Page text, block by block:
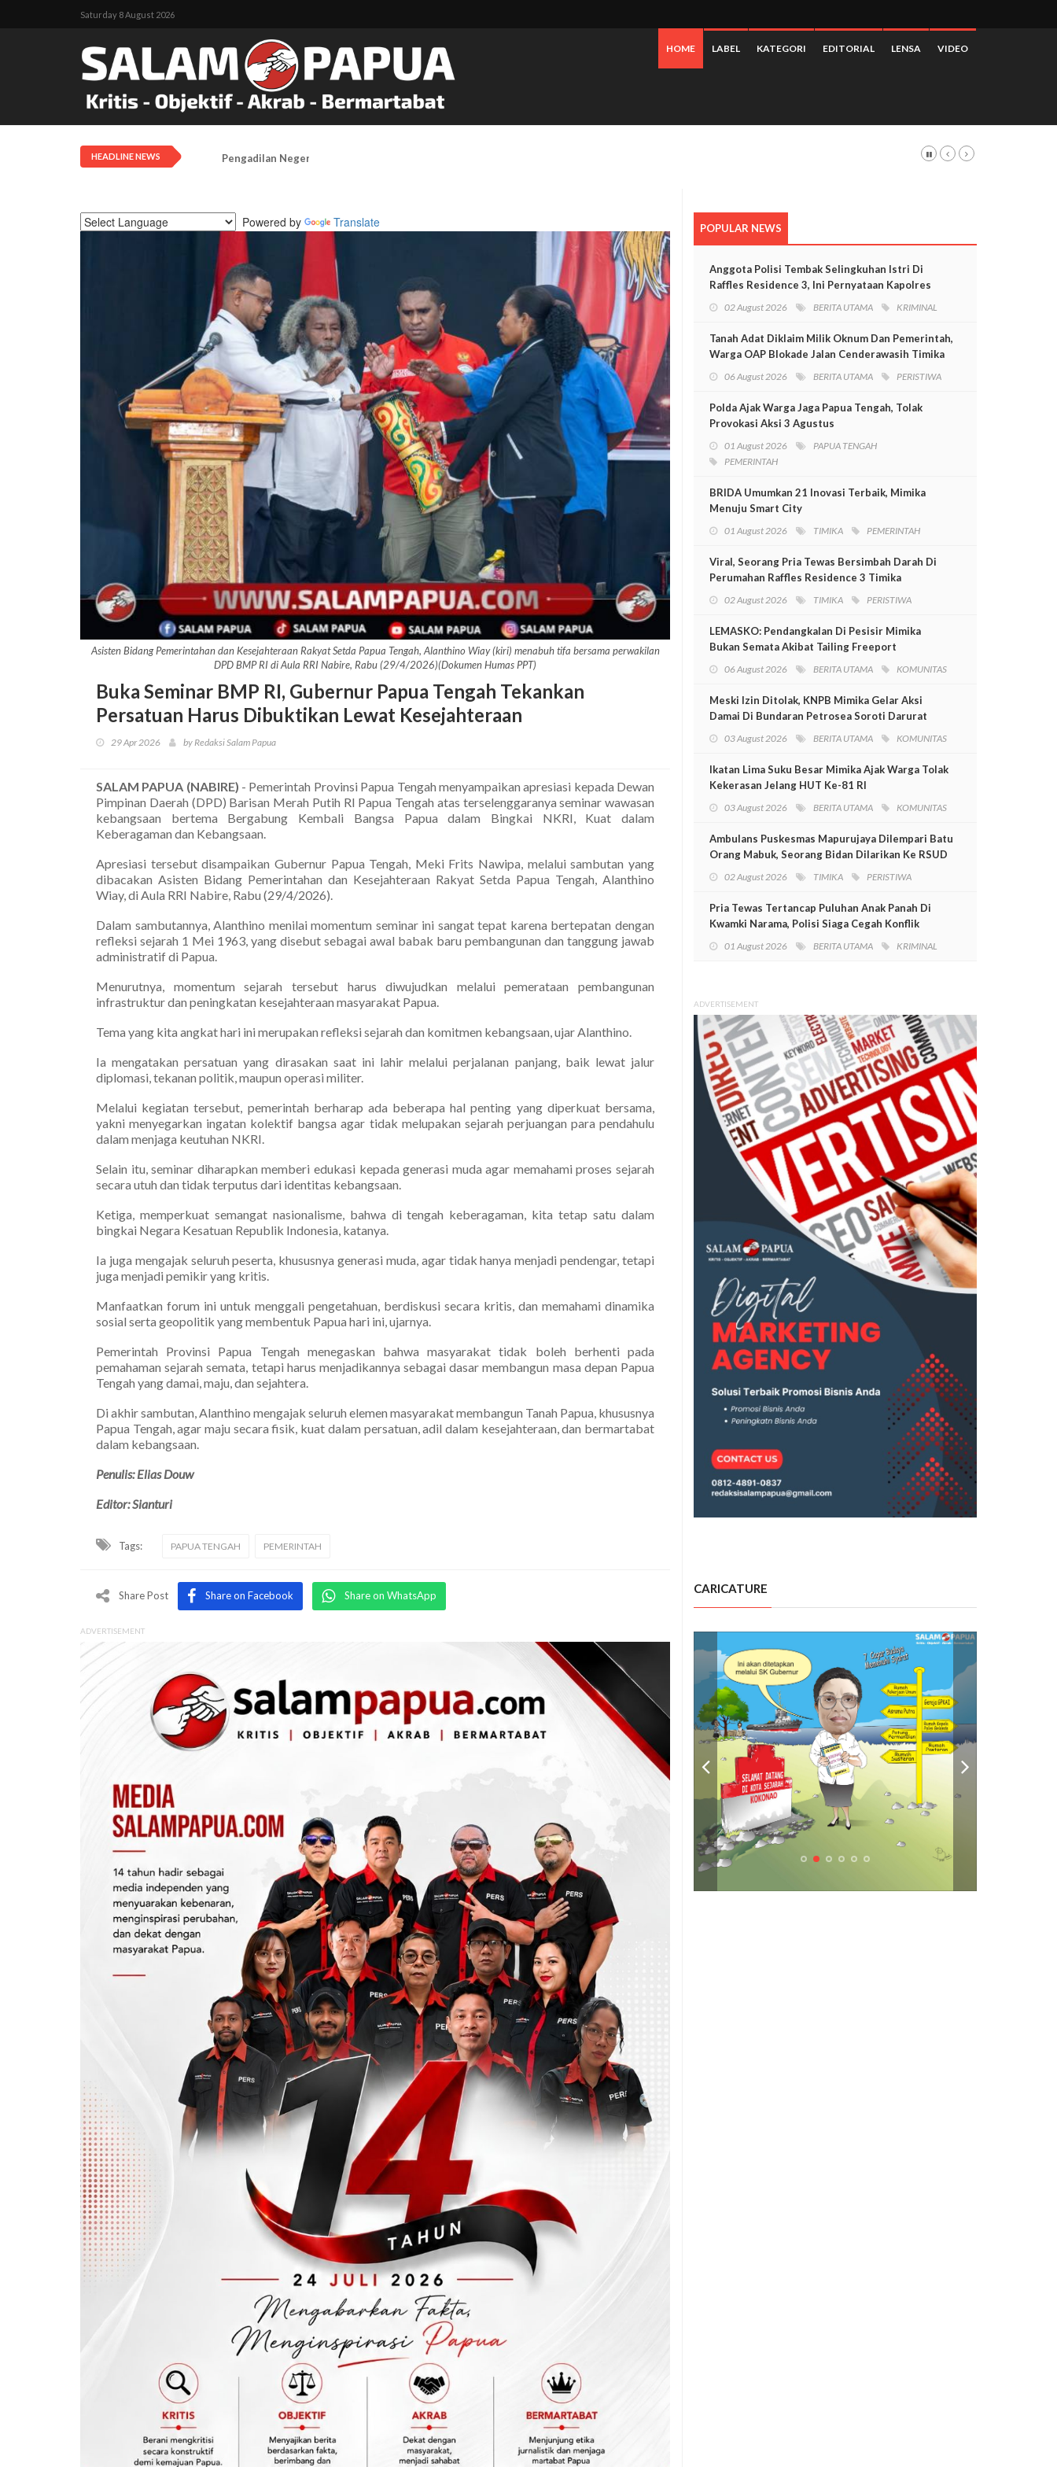
Saturday 8 August 2026
HOME LABEL KATEGORI EDITORIAL LENSA VIDEO
HEADLINE NEWS Pengadilan Negeri Timika Tanggapi Persoalan Sengketa Tanah Di SP2, Berikut Penjelasannya
Powered by Translate
Asisten Bidang Pemerintahan dan Kesejahteraan Rakyat Setda Papua Tengah, Alanthino Wiay (kiri) menabuh tifa bersama perwakilan
DPD BMP RI di Aula RRI Nabire, Rabu (29/4/2026)(Dokumen Humas PPT)
Buka Seminar BMP RI, Gubernur Papua Tengah Tekankan
Persatuan Harus Dibuktikan Lewat Kesejahteraan
29 Apr 2026 by Redaksi Salam Papua
SALAM PAPUA (NABIRE) - Pemerintah Provinsi Papua Tengah menyampaikan apresiasi kepada Dewan
Pimpinan Daerah (DPD) Barisan Merah Putih RI Papua Tengah atas terselenggaranya seminar wawasan
kebangsaan bertema Bergabung Kembali Bangsa Papua dalam Bingkai NKRI, Kuat dalam
Keberagaman dan Kebangsaan.
Apresiasi tersebut disampaikan Gubernur Papua Tengah, Meki Frits Nawipa, melalui sambutan yang
dibacakan Asisten Bidang Pemerintahan dan Kesejahteraan Rakyat Setda Papua Tengah, Alanthino
Wiay, di Aula RRI Nabire, Rabu (29/4/2026).
Dalam sambutannya, Alanthino menilai momentum seminar ini sangat tepat karena bertepatan dengan
refleksi sejarah 1 Mei 1963, yang disebut sebagai awal babak baru pembangunan dan tanggung jawab
administratif di Papua.
Menurutnya, momentum sejarah tersebut harus diwujudkan melalui pemerataan pembangunan
infrastruktur dan peningkatan kesejahteraan masyarakat Papua.
Tema yang kita angkat hari ini merupakan refleksi sejarah dan komitmen kebangsaan, ujar Alanthino.
Ia mengatakan persatuan yang dirasakan saat ini lahir melalui perjalanan panjang, baik lewat jalur
diplomasi, tekanan politik, maupun operasi militer.
Melalui kegiatan tersebut, pemerintah berharap ada beberapa hal penting yang diperkuat bersama,
yakni menyegarkan ingatan kolektif bangsa agar tidak melupakan sejarah perjuangan para pendahulu
dalam menjaga keutuhan NKRI.
Selain itu, seminar diharapkan memberi edukasi kepada generasi muda agar memahami proses sejarah
secara utuh dan tidak terputus dari identitas kebangsaan.
Ketiga, memperkuat semangat nasionalisme, bahwa di tengah keberagaman, kita tetap satu dalam
bingkai Negara Kesatuan Republik Indonesia, katanya.
Ia juga mengajak seluruh peserta, khususnya generasi muda, agar tidak hanya menjadi pendengar, tetapi
juga menjadi pemikir yang kritis.
Manfaatkan forum ini untuk menggali pengetahuan, berdiskusi secara kritis, dan memahami dinamika
sosial serta geopolitik yang membentuk Papua hari ini, ujarnya.
Pemerintah Provinsi Papua Tengah menegaskan bahwa masyarakat tidak boleh berhenti pada
pemahaman sejarah semata, tetapi harus menjadikannya sebagai dasar membangun masa depan Papua
Tengah yang damai, maju, dan sejahtera.
Di akhir sambutan, Alanthino mengajak seluruh elemen masyarakat membangun Tanah Papua, khususnya
Papua Tengah, agar maju secara fisik, kuat dalam persatuan, adil dalam kesejahteraan, dan bermartabat
dalam kebangsaan.
Penulis: Elias Douw
Editor: Sianturi
Tags: PAPUA TENGAH PEMERINTAH
Share Post Share on Facebook Share on WhatsApp
ADVERTISEMENT
POPULAR NEWS
Anggota Polisi Tembak Selingkuhan Istri Di
Raffles Residence 3, Ini Pernyataan Kapolres
02 August 2026 BERITA UTAMA KRIMINAL
Tanah Adat Diklaim Milik Oknum Dan Pemerintah,
Warga OAP Blokade Jalan Cenderawasih Timika
06 August 2026 BERITA UTAMA PERISTIWA
Polda Ajak Warga Jaga Papua Tengah, Tolak
Provokasi Aksi 3 Agustus
01 August 2026
PAPUA TENGAH
PEMERINTAH
BRIDA Umumkan 21 Inovasi Terbaik, Mimika
Menuju Smart City
01 August 2026 TIMIKA PEMERINTAH
Viral, Seorang Pria Tewas Bersimbah Darah Di
Perumahan Raffles Residence 3 Timika
02 August 2026 TIMIKA PERISTIWA
LEMASKO: Pendangkalan Di Pesisir Mimika
Bukan Semata Akibat Tailing Freeport
06 August 2026 BERITA UTAMA KOMUNITAS
Meski Izin Ditolak, KNPB Mimika Gelar Aksi
Damai Di Bundaran Petrosea Soroti Darurat
03 August 2026 BERITA UTAMA KOMUNITAS
Ikatan Lima Suku Besar Mimika Ajak Warga Tolak
Kekerasan Jelang HUT Ke-81 RI
03 August 2026 BERITA UTAMA KOMUNITAS
Ambulans Puskesmas Mapurujaya Dilempari Batu
Orang Mabuk, Seorang Bidan Dilarikan Ke RSUD
02 August 2026 TIMIKA PERISTIWA
Pria Tewas Tertancap Puluhan Anak Panah Di
Kwamki Narama, Polisi Siaga Cegah Konflik
01 August 2026 BERITA UTAMA KRIMINAL
ADVERTISEMENT
CARICATURE